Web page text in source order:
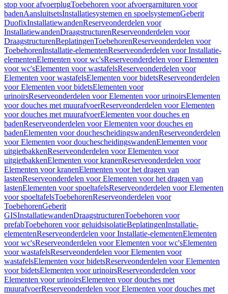
stop voor afvoerplugToebehoren voor afvoergarnituren voor
badenAansluitsetsInstallatiesystemen en spoelsystemenGeberit
DuofixInstallatiewandenReserveonderdelen voor
InstallatiewandenDraagstructurenReserveonderdelen voor
DraagstructurenBeplatingenToebehorenReserveonderdelen voor
ToebehorenInstallatie-elementenReserveonderdelen voor Installatie-
elementenElementen voor wc'sReserveonderdelen voor Elementen
voor wc'sElementen voor wastafelsReserveonderdelen voor
Elementen voor wastafelsElementen voor bidetsReserveonderdelen
voor Elementen voor bidetsElementen voor
urinoirsReserveonderdelen voor Elementen voor urinoirsElementen
voor douches met muurafvoerReserveonderdelen voor Elementen
voor douches met muurafvoerElementen voor douches en
badenReserveonderdelen voor Elementen voor douches en
badenElementen voor douchescheidingswandenReserveonderdelen
voor Elementen voor douchescheidingswandenElementen voor
uitgietbakkenReserveonderdelen voor Elementen voor
uitgietbakkenElementen voor kranenReserveonderdelen voor
Elementen voor kranenElementen voor het dragen van
lastenReserveonderdelen voor Elementen voor het dragen van
lastenElementen voor spoeltafelsReserveonderdelen voor Elementen
voor spoeltafelsToebehorenReserveonderdelen voor
ToebehorenGeberit
GISInstallatiewandenDraagstructurenToebehoren voor
prefabToebehoren voor geluidsisolatieBeplatingenInstallatie-
elementenReserveonderdelen voor Installatie-elementenElementen
voor wc'sReserveonderdelen voor Elementen voor wc'sElementen
voor wastafelsReserveonderdelen voor Elementen voor
wastafelsElementen voor bidetsReserveonderdelen voor Elementen
voor bidetsElementen voor urinoirsReserveonderdelen voor
Elementen voor urinoirsElementen voor douches met
muurafvoerReserveonderdelen voor Elementen voor douches met